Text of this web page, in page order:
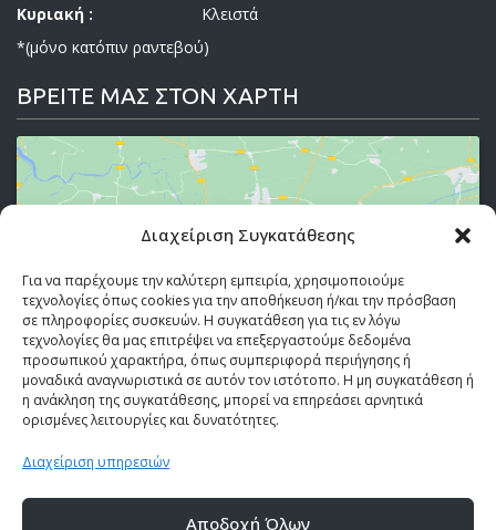
Διαχείριση Συγκατάθεσης
Για να παρέχουμε την καλύτερη εμπειρία, χρησιμοποιούμε
τεχνολογίες όπως cookies για την αποθήκευση ή/και την πρόσβαση
σε πληροφορίες συσκευών. Η συγκατάθεση για τις εν λόγω
τεχνολογίες θα μας επιτρέψει να επεξεργαστούμε δεδομένα
προσωπικού χαρακτήρα, όπως συμπεριφορά περιήγησης ή
μοναδικά αναγνωριστικά σε αυτόν τον ιστότοπο. Η μη συγκατάθεση ή
η ανάκληση της συγκατάθεσης, μπορεί να επηρεάσει αρνητικά
ορισμένες λειτουργίες και δυνατότητες.
Διαχείριση υπηρεσιών
Αποδοχή Όλων
Κυριακή :
Κλειστά
*(μόνο κατόπιν ραντεβού)
ΒΡΕΙΤΕ ΜΑΣ ΣΤΟΝ ΧΑΡΤΗ
ενεργοποιήσετε το Google maps.
Πολιτική Cookies
Συμφωνώ